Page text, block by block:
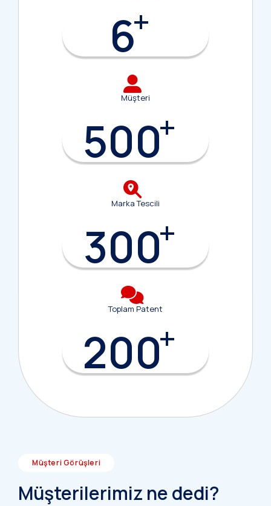
6+
Müşteri
500+
Marka Tescili
300+
Toplam Patent
200+
Müşteri Görüşleri
Müşterilerimiz ne dedi?